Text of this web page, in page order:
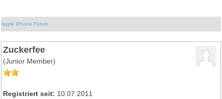
Apple iPhone Forum
Zuckerfee
(Junior Member)
Registriert seit: 10.07.2011